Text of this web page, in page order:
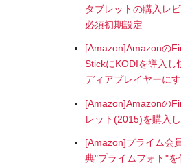
タブレットの購入レ
必須初期設定
[Amazon]Amazonの
StickにKODIを導入し
ディアプレイヤーに
[Amazon]Amazonの
レット(2015)を購入
[Amazon]プライム会
典"プライムフォト"を